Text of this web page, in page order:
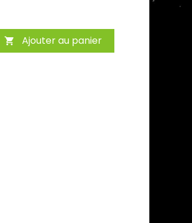
 Ajouter au panier